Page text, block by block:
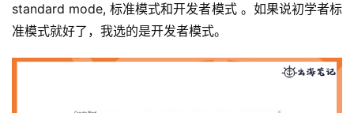
standard mode, 标准模式和开发者模式 。如果说初学者标
准模式就好了，我选的是开发者模式。